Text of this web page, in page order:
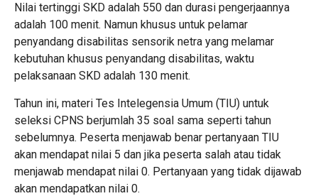
Nilai tertinggi SKD adalah 550 dan durasi pengerjaannya
adalah 100 menit. Namun khusus untuk pelamar
penyandang disabilitas sensorik netra yang melamar
kebutuhan khusus penyandang disabilitas, waktu
pelaksanaan SKD adalah 130 menit.
Tahun ini, materi Tes Intelegensia Umum (TIU) untuk
seleksi CPNS berjumlah 35 soal sama seperti tahun
sebelumnya. Peserta menjawab benar pertanyaan TIU
akan mendapat nilai 5 dan jika peserta salah atau tidak
menjawab mendapat nilai 0. Pertanyaan yang tidak dijawab
akan mendapatkan nilai 0.